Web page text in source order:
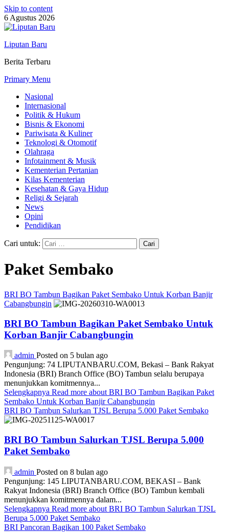
Skip to content
6 Agustus 2026
Liputan Baru
Berita Terbaru
Primary Menu
Nasional
Internasional
Politik & Hukum
Bisnis & Ekonomi
Pariwisata & Kuliner
Teknologi & Otomotif
Olahraga
Infotainment & Musik
Kementerian Pertanian
Kilas Kementerian
Kesehatan & Gaya Hidup
Religi & Sejarah
News
Opini
Pendidikan
Cari untuk:
Paket Sembako
BRI BO Tambun Bagikan Paket Sembako Untuk Korban Banjir
Cabangbungin
BRI BO Tambun Bagikan Paket Sembako Untuk
Korban Banjir Cabangbungin
admin Posted on 5 bulan ago
Pengunjung: 74 LIPUTANBARU.COM, Bekasi – Bank Rakyat
Indonesia (BRI) Branch Office (BO) Tambun selalu berupaya
menunjukkan komitmennya...
Selengkapnya Read more about BRI BO Tambun Bagikan Paket
Sembako Untuk Korban Banjir Cabangbungin
BRI BO Tambun Salurkan TJSL Berupa 5.000 Paket Sembako
BRI BO Tambun Salurkan TJSL Berupa 5.000
Paket Sembako
admin Posted on 8 bulan ago
Pengunjung: 145 LIPUTANBARU.COM, BEKASI – Bank
Rakyat Indonesia (BRI) Branch Office (BO) Tambun kembali
menunjukkan komitmennya dalam...
Selengkapnya Read more about BRI BO Tambun Salurkan TJSL
Berupa 5.000 Paket Sembako
BRI Pancoran Bagikan 100 Paket Sembako